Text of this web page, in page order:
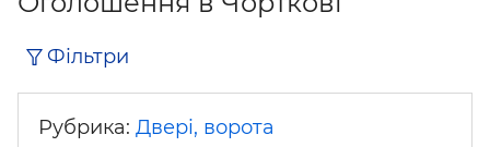
Фільтри
Рубрика: Двері, ворота